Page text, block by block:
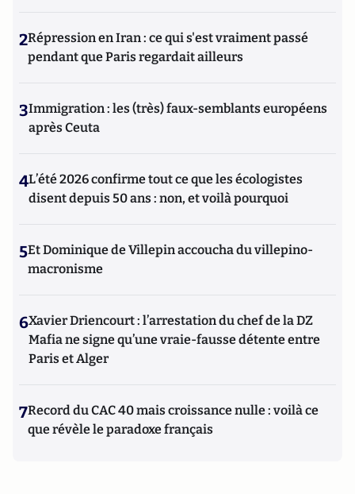
2Répression en Iran : ce qui s'est vraiment passé
pendant que Paris regardait ailleurs
3Immigration : les (très) faux-semblants européens
après Ceuta
4L’été 2026 confirme tout ce que les écologistes
disent depuis 50 ans : non, et voilà pourquoi
5Et Dominique de Villepin accoucha du villepino-
macronisme
6Xavier Driencourt : l’arrestation du chef de la DZ
Mafia ne signe qu’une vraie-fausse détente entre
Paris et Alger
7Record du CAC 40 mais croissance nulle : voilà ce
que révèle le paradoxe français